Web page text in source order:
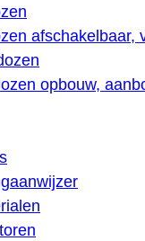
afschakelbaar,
opbouw,